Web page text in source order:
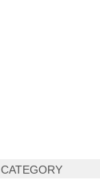
CATEGORY